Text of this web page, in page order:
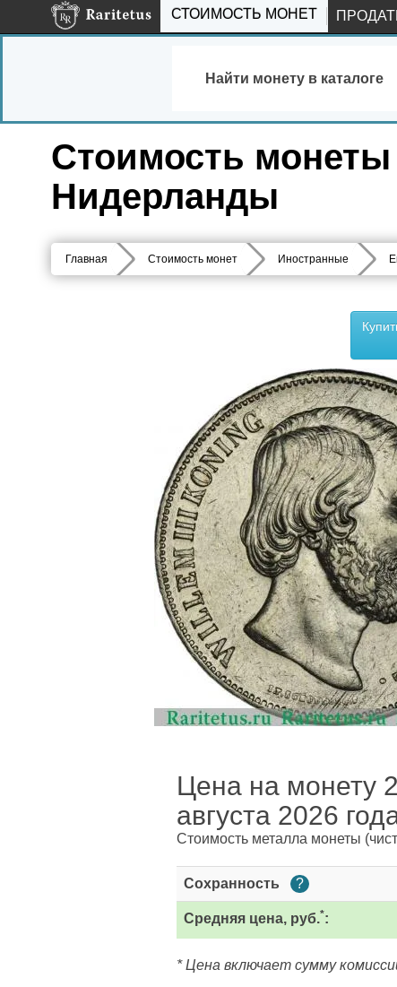
СТОИМОСТЬ МОНЕТ
Найти монету в каталоге
Стоимость монеты
Нидерланды
Главная Стоимость монет Иностранные
Цена на монету
августа 2026
Стоимость металла монеты
Сохранность ?
Средняя цена, руб.*:
* Цена включает сумму